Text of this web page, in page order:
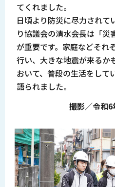
てくれました。
日頃より防災に尽力されて
り協議会の清水会長は「災
が重要です。家庭などそれ
行い、大きな地震が来るか
おいて、普段の生活をして
語られました。
撮影／令和6